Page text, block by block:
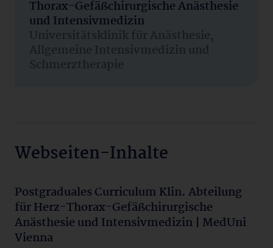
Thorax-Gefäßchirurgische Anästhesie
und Intensivmedizin
Universitätsklinik für Anästhesie,
Allgemeine Intensivmedizin und
Schmerztherapie
Webseiten-Inhalte
Postgraduales Curriculum Klin. Abteilung
für Herz-Thorax-Gefäßchirurgische
Anästhesie und Intensivmedizin | MedUni
Vienna